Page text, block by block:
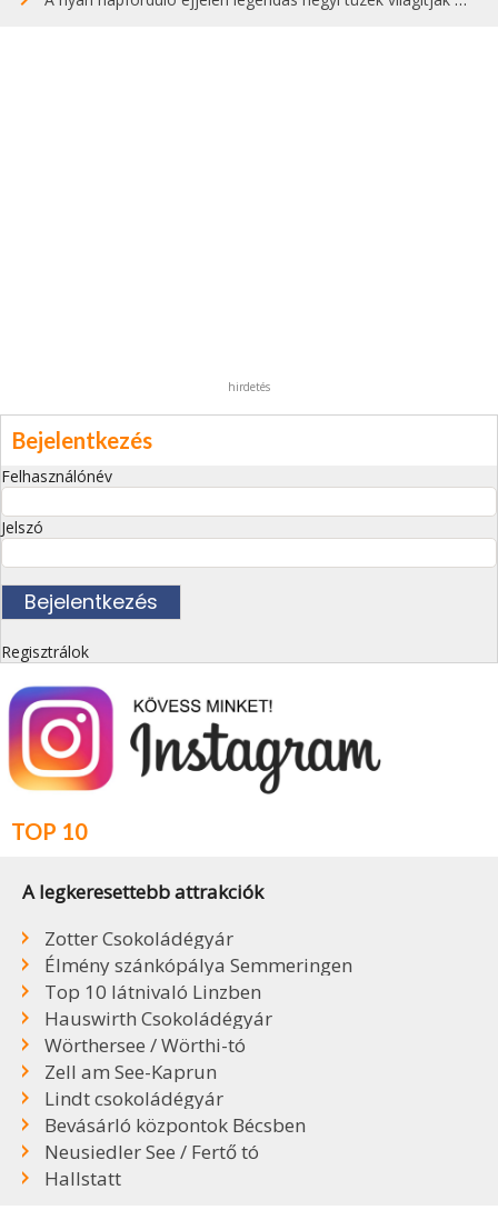
hirdetés
Bejelentkezés
Felhasználónév
Jelszó
Regisztrálok
TOP 10
A legkeresettebb attrakciók
Zotter Csokoládégyár
Élmény szánkópálya Semmeringen
Top 10 látnivaló Linzben
Hauswirth Csokoládégyár
Wörthersee / Wörthi-tó
Zell am See-Kaprun
Lindt csokoládégyár
Bevásárló központok Bécsben
Neusiedler See / Fertő tó
Hallstatt